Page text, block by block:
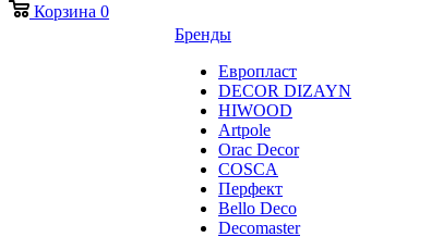
Корзина 0
Бренды
Европласт
DECOR DIZAYN
HIWOOD
Artpole
Orac Decor
COSCA
Перфект
Bello Deco
Decomaster